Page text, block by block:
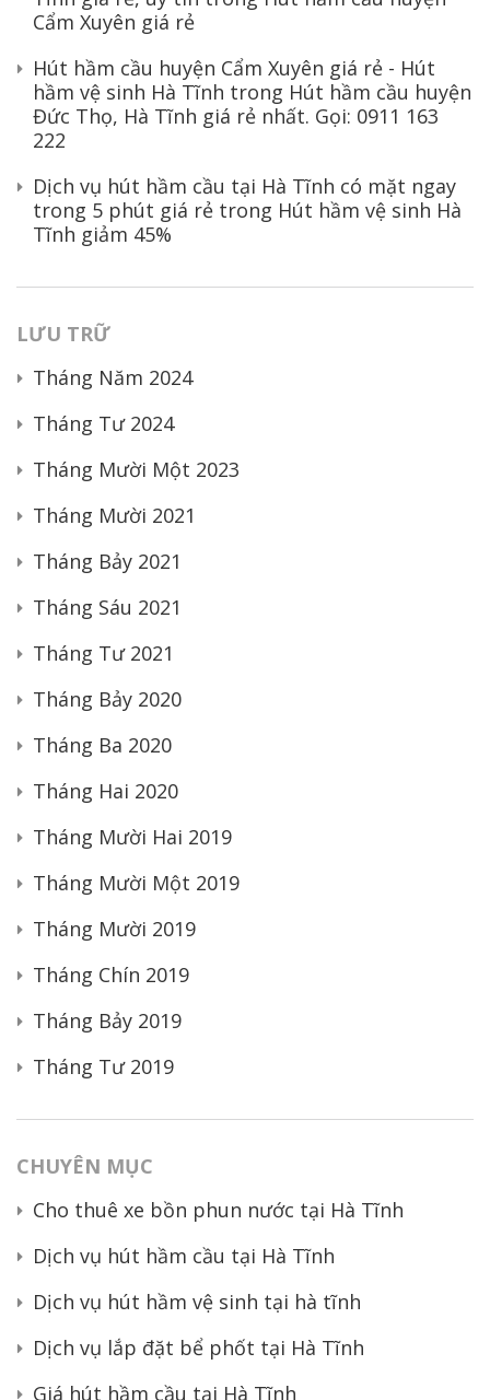
Cẩm Xuyên giá rẻ
Hút hầm cầu huyện Cẩm Xuyên giá rẻ - Hút
hầm vệ sinh Hà Tĩnh trong Hút hầm cầu huyện
Đức Thọ, Hà Tĩnh giá rẻ nhất. Gọi: 0911 163
222
Dịch vụ hút hầm cầu tại Hà Tĩnh có mặt ngay
trong 5 phút giá rẻ trong Hút hầm vệ sinh Hà
Tĩnh giảm 45%
LƯU TRỮ
Tháng Năm 2024
Tháng Tư 2024
Tháng Mười Một 2023
Tháng Mười 2021
Tháng Bảy 2021
Tháng Sáu 2021
Tháng Tư 2021
Tháng Bảy 2020
Tháng Ba 2020
Tháng Hai 2020
Tháng Mười Hai 2019
Tháng Mười Một 2019
Tháng Mười 2019
Tháng Chín 2019
Tháng Bảy 2019
Tháng Tư 2019
CHUYÊN MỤC
Cho thuê xe bồn phun nước tại Hà Tĩnh
Dịch vụ hút hầm cầu tại Hà Tĩnh
Dịch vụ hút hầm vệ sinh tại hà tĩnh
Dịch vụ lắp đặt bể phốt tại Hà Tĩnh
Giá hút hầm cầu tại Hà Tĩnh